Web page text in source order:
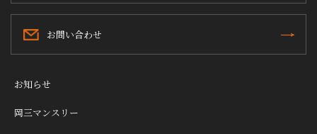
お問い合わせ
お知らせ
岡三マンスリー